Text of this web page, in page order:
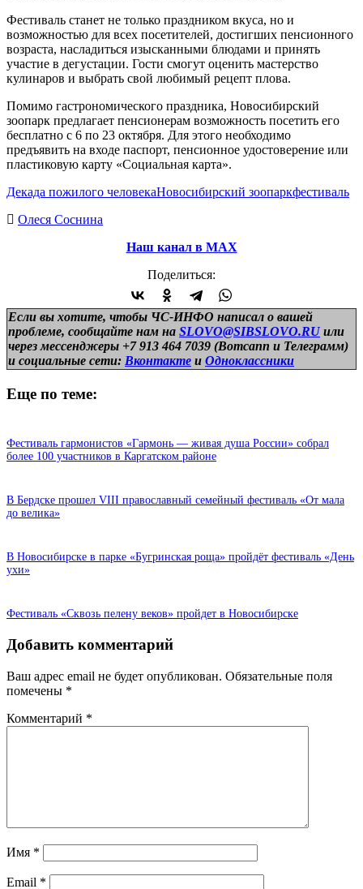
Фестиваль станет не только праздником вкуса, но и
возможностью для всех посетителей, достигших пенсионного
возраста, насладиться изысканными блюдами и принять
участие в дегустации. Гости смогут оценить мастерство
кулинаров и выбрать свой любимый рецепт плова.
Помимо гастрономического праздника, Новосибирский
зоопарк предлагает пенсионерам возможность посетить его
бесплатно с 6 по 23 октября. Для этого необходимо
предъявить на входе паспорт, пенсионное удостоверение или
пластиковую карту «Социальная карта».
Декада пожилого человекаНовосибирский зоопаркфестиваль
Олеся Соснина
Наш канал в МАХ
Поделиться:
Если вы хотите, чтобы ЧС-ИНФО написал о вашей
проблеме, сообщайте нам на SLOVO@SIBSLOVO.RU или
через мессенджеры +7 913 464 7039 (Вотсапп и Телеграмм)
и социальные сети: Вконтакте и Одноклассники
Еще по теме:
Фестиваль гармонистов «Гармонь — живая душа России» собрал
более 100 участников в Каргатском районе
В Бердске прошел VIII православный семейный фестиваль «От мала
до велика»
В Новосибирске в парке «Бугринская роща» пройдёт фестиваль «День
ухи»
Фестиваль «Сквозь пелену веков» пройдет в Новосибирске
Добавить комментарий
Ваш адрес email не будет опубликован. Обязательные поля
помечены *
Комментарий *
Имя *
Email *